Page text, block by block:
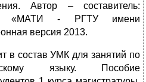
Автор – составитель:
«МАТИ - РГТУ имени
версия 2013.
в состав УМК для занятий по
языку. Пособие